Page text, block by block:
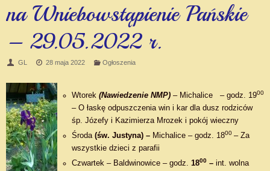
na Wniebowstąpienie Pańskie
– 29.05.2022 r.
GL 28 maja 2022 Ogłoszenia
Wtorek (Nawiedzenie NMP) – Michalice – godz. 1900
– O łaskę odpuszczenia win i kar dla dusz rodziców
śp. Józefy i Kazimierza Mrozek i pokój wieczny
Środa (św. Justyna) – Michalice – godz. 1800 – Za
wszystkie dzieci z parafii
Czwartek – Baldwinowice – godz. 1800 – int. wolna